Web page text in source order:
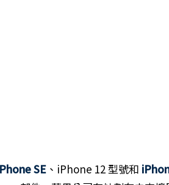
SE、iPhone 12 型號和